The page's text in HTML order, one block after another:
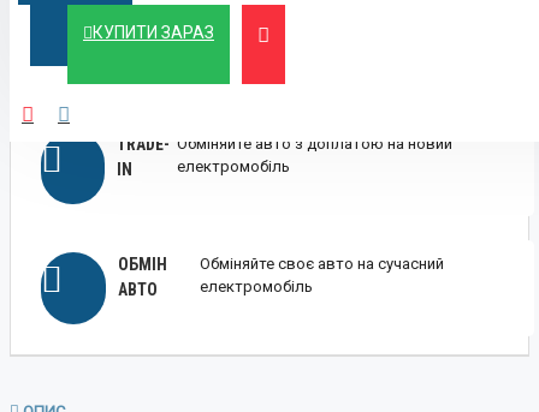
КУПИТИ ЗАРАЗ
ЛІЗИНГ Вигідний лізинг для бізнесу та фізичних осіб
TRADE-
IN
Обміняйте авто з доплатою на новий
електромобіль
ОБМІН
АВТО
Обміняйте своє авто на сучасний
електромобіль